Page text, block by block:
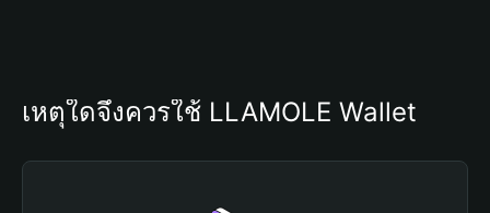
เหตุใดจึงควรใช้ LLAMOLE Wallet